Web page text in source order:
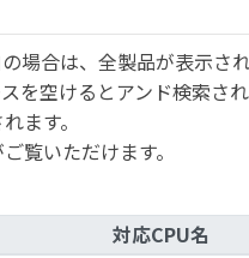
場合は、全製品が表示され
を空けるとアンド検索され
ます。
覧いただけます。
対応CPU名